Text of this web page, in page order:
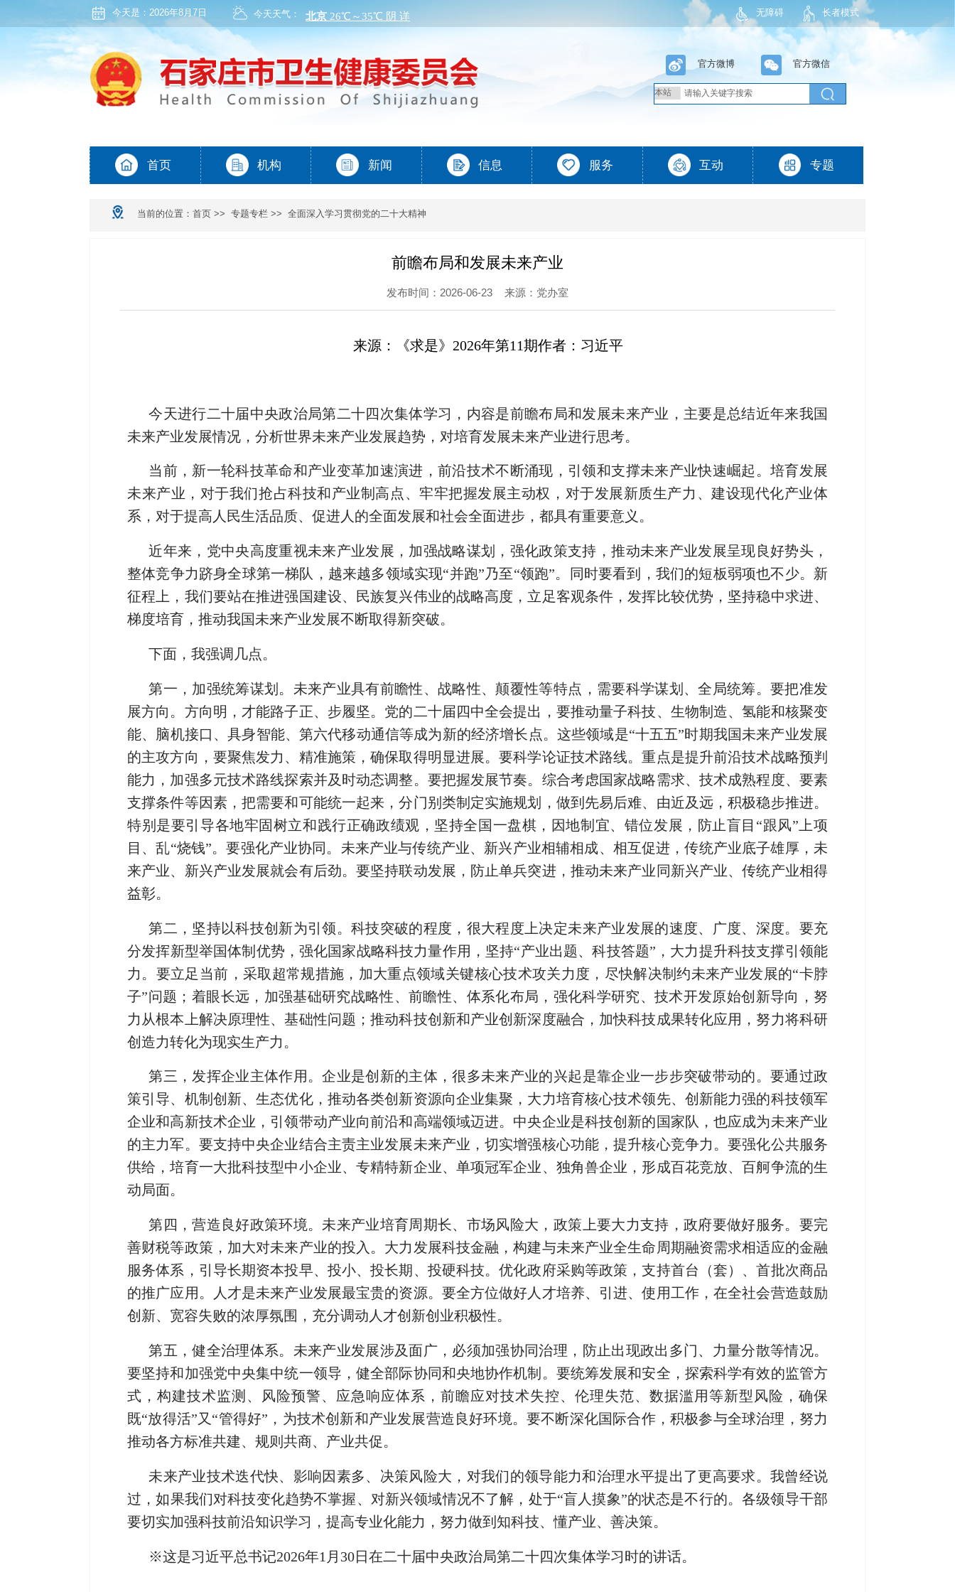
今天是： 2026年8月7日 今天天气： 无障碍 长者模式
当前的位置：首页 >>专题专栏 >>全面深入学习贯彻党的二十大精神
前瞻布局和发展未来产业
发布时间：2026-06-23 来源：党办室
来源：《求是》2026年第11期作者：习近平
今天进行二十届中央政治局第二十四次集体学习，内容是前瞻布局和发展未来产业，主要是总结近年来我国
未来产业发展情况，分析世界未来产业发展趋势，对培育发展未来产业进行思考。
当前，新一轮科技革命和产业变革加速演进，前沿技术不断涌现，引领和支撑未来产业快速崛起。培育发展
未来产业，对于我们抢占科技和产业制高点、牢牢把握发展主动权，对于发展新质生产力、建设现代化产业体
系，对于提高人民生活品质、促进人的全面发展和社会全面进步，都具有重要意义。
近年来，党中央高度重视未来产业发展，加强战略谋划，强化政策支持，推动未来产业发展呈现良好势头，
整体竞争力跻身全球第一梯队，越来越多领域实现“并跑”乃至“领跑”。同时要看到，我们的短板弱项也不少。新
征程上，我们要站在推进强国建设、民族复兴伟业的战略高度，立足客观条件，发挥比较优势，坚持稳中求进、
梯度培育，推动我国未来产业发展不断取得新突破。
下面，我强调几点。
第一，加强统筹谋划。 未来产业具有前瞻性、战略性、颠覆性等特点，需要科学谋划、全局统筹。要把准发
展方向。方向明，才能路子正、步履坚。党的二十届四中全会提出，要推动量子科技、生物制造、氢能和核聚变
能、脑机接口、具身智能、第六代移动通信等成为新的经济增长点。这些领域是“十五五”时期我国未来产业发展
的主攻方向，要聚焦发力、精准施策，确保取得明显进展。要科学论证技术路线。重点是提升前沿技术战略预判
能力，加强多元技术路线探索并及时动态调整。要把握发展节奏。综合考虑国家战略需求、技术成熟程度、要素
支撑条件等因素，把需要和可能统一起来，分门别类制定实施规划，做到先易后难、由近及远，积极稳步推进。
特别是要引导各地牢固树立和践行正确政绩观，坚持全国一盘棋，因地制宜、错位发展，防止盲目“跟风”上项
目、乱“烧钱”。要强化产业协同。未来产业与传统产业、新兴产业相辅相成、相互促进，传统产业底子雄厚，未
来产业、新兴产业发展就会有后劲。要坚持联动发展，防止单兵突进，推动未来产业同新兴产业、传统产业相得
益彰。
第二，坚持以科技创新为引领。科技突破的程度，很大程度上决定未来产业发展的速度、广度、深度。要充
分发挥新型举国体制优势，强化国家战略科技力量作用，坚持“产业出题、科技答题”，大力提升科技支撑引领能
力。要立足当前，采取超常规措施，加大重点领域关键核心技术攻关力度，尽快解决制约未来产业发展的“卡脖
子”问题；着眼长远，加强基础研究战略性、前瞻性、体系化布局，强化科学研究、技术开发原始创新导向，努
力从根本上解决原理性、基础性问题；推动科技创新和产业创新深度融合，加快科技成果转化应用，努力将科研
创造力转化为现实生产力。
第三，发挥企业主体作用。企业是创新的主体，很多未来产业的兴起是靠企业一步步突破带动的。要通过政
策引导、机制创新、生态优化，推动各类创新资源向企业集聚，大力培育核心技术领先、创新能力强的科技领军
企业和高新技术企业，引领带动产业向前沿和高端领域迈进。中央企业是科技创新的国家队，也应成为未来产业
的主力军。要支持中央企业结合主责主业发展未来产业，切实增强核心功能，提升核心竞争力。要强化公共服务
供给，培育一大批科技型中小企业、专精特新企业、单项冠军企业、独角兽企业，形成百花竞放、百舸争流的生
动局面。
第四，营造良好政策环境。 未来产业培育周期长、市场风险大，政策上要大力支持，政府要做好服务。要完
善财税等政策，加大对未来产业的投入。大力发展科技金融，构建与未来产业全生命周期融资需求相适应的金融
服务体系，引导长期资本投早、投小、投长期、投硬科技。优化政府采购等政策，支持首台（套）、首批次商品
的推广应用。人才是未来产业发展最宝贵的资源。要全方位做好人才培养、引进、使用工作，在全社会营造鼓励
创新、宽容失败的浓厚氛围，充分调动人才创新创业积极性。
第五，健全治理体系。 未来产业发展涉及面广，必须加强协同治理，防止出现政出多门、力量分散等情况。
要坚持和加强党中央集中统一领导，健全部际协同和央地协作机制。要统筹发展和安全，探索科学有效的监管方
式，构建技术监测、风险预警、应急响应体系，前瞻应对技术失控、伦理失范、数据滥用等新型风险，确保
既“放得活”又“管得好”，为技术创新和产业发展营造良好环境。要不断深化国际合作，积极参与全球治理，努力
推动各方标准共建、规则共商、产业共促。
未来产业技术迭代快、影响因素多、决策风险大，对我们的领导能力和治理水平提出了更高要求。我曾经说
过，如果我们对科技变化趋势不掌握、对新兴领域情况不了解，处于“盲人摸象”的状态是不行的。各级领导干部
要切实加强科技前沿知识学习，提高专业化能力，努力做到知科技、懂产业、善决策。
※这是习近平总书记2026年1月30日在二十届中央政治局第二十四次集体学习时的讲话。